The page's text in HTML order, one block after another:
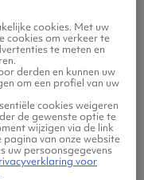
naar Ibiza
cookies. Met uw
cookies om verkeer te
te meten en
derden en kunnen uw
om een profiel van uw
cookies weigeren
de gewenste optie te
wijzigen via de link
pagina van onze website
uw persoonsgegevens
voor